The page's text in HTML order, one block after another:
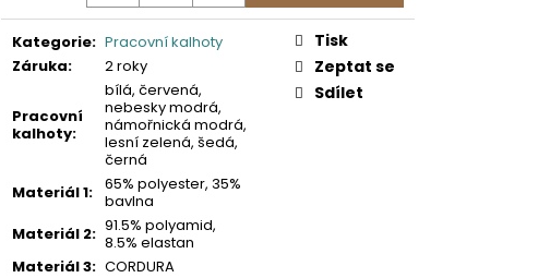
Kategorie: Pracovní kalhoty
Záruka: 2 roky
Pracovní
kalhoty:
bílá, červená,
nebesky modrá,
námořnická modrá,
lesní zelená, šedá,
černá
Materiál 1: 65% polyester, 35%
bavlna
Materiál 2: 91.5% polyamid,
8.5% elastan
Materiál 3: CORDURA
Tisk
Zeptat se
Sdílet